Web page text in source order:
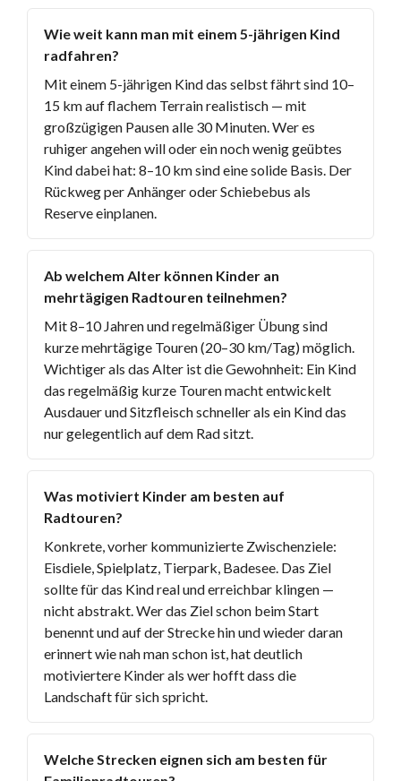
Wie weit kann man mit einem 5-jährigen Kind
radfahren?
Mit einem 5-jährigen Kind das selbst fährt sind 10–
15 km auf flachem Terrain realistisch — mit
großzügigen Pausen alle 30 Minuten. Wer es
ruhiger angehen will oder ein noch wenig geübtes
Kind dabei hat: 8–10 km sind eine solide Basis. Der
Rückweg per Anhänger oder Schiebebus als
Reserve einplanen.
Ab welchem Alter können Kinder an
mehrtägigen Radtouren teilnehmen?
Mit 8–10 Jahren und regelmäßiger Übung sind
kurze mehrtägige Touren (20–30 km/Tag) möglich.
Wichtiger als das Alter ist die Gewohnheit: Ein Kind
das regelmäßig kurze Touren macht entwickelt
Ausdauer und Sitzfleisch schneller als ein Kind das
nur gelegentlich auf dem Rad sitzt.
Was motiviert Kinder am besten auf
Radtouren?
Konkrete, vorher kommunizierte Zwischenziele:
Eisdiele, Spielplatz, Tierpark, Badesee. Das Ziel
sollte für das Kind real und erreichbar klingen —
nicht abstrakt. Wer das Ziel schon beim Start
benennt und auf der Strecke hin und wieder daran
erinnert wie nah man schon ist, hat deutlich
motiviertere Kinder als wer hofft dass die
Landschaft für sich spricht.
Welche Strecken eignen sich am besten für